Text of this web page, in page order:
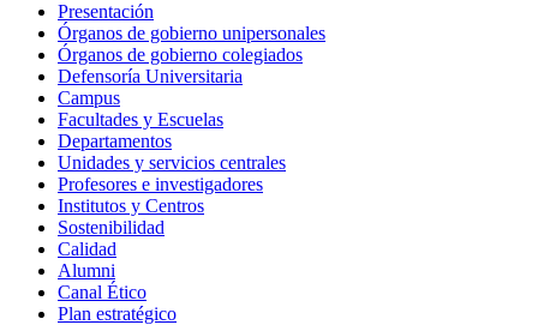
Presentación
Órganos de gobierno unipersonales
Órganos de gobierno colegiados
Defensoría Universitaria
Campus
Facultades y Escuelas
Departamentos
Unidades y servicios centrales
Profesores e investigadores
Institutos y Centros
Sostenibilidad
Calidad
Alumni
Canal Ético
Plan estratégico